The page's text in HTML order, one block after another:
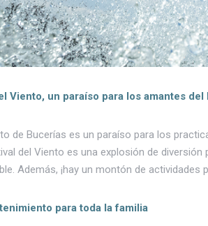
Viento, un paraíso para los amantes
de Bucerías es un paraíso para los
del Viento es una explosión de
Además, ¡hay un montón de actividades
para toda la familia